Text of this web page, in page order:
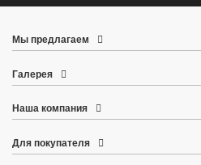
Мы предлагаем
Галерея
Наша компания
Для покупателя